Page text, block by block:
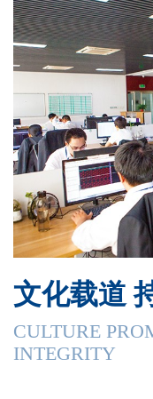
文化载道
CULTURE
INTEGRITY